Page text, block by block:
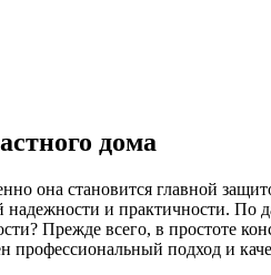
дома
она становится главной
и практичности. По
Прежде всего, в простоте
подход и